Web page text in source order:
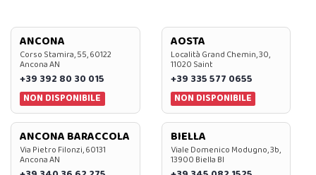
ANCONA
Corso Stamira, 55, 60122
Ancona AN
+39 392 80 30 015
NON DISPONIBILE
AOSTA
Località Grand Chemin, 30,
11020 Saint
+39 335 577 0655
NON DISPONIBILE
ANCONA BARACCOLA
Via Pietro Filonzi, 60131
Ancona AN
BIELLA
Viale Domenico Modugno, 3b,
13900 Biella BI